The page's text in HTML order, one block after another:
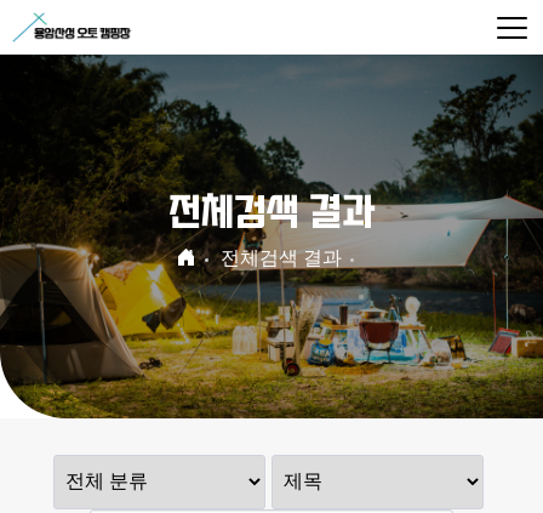
전체검색 결과
전체검색 결과